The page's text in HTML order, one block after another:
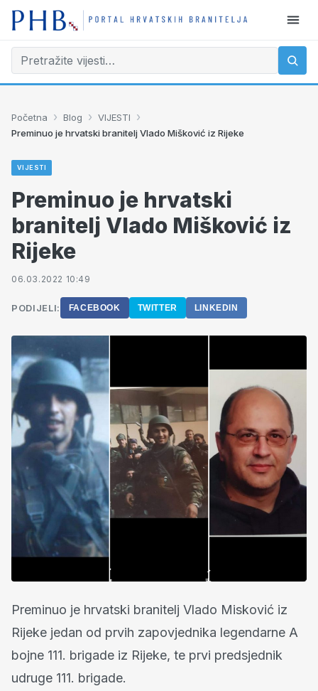
Početna › Blog › VIJESTI ›
Preminuo je hrvatski branitelj Vlado Mišković iz Rijeke
VIJESTI
Preminuo je hrvatski
branitelj Vlado Mišković iz
Rijeke
06.03.2022 10:49
PODIJELI: FACEBOOK TWITTER LINKEDIN
Preminuo je hrvatski branitelj Vlado Misković iz
Rijeke jedan od prvih zapovjednika legendarne A
bojne 111. brigade iz Rijeke, te prvi predsjednik
udruge 111. brigade.